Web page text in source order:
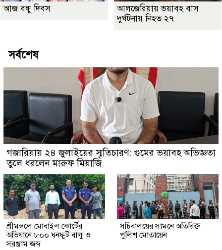
আজ বন্ধু দিবস
আলজেরিয়ায় ভয়াবহ বাস
দুর্ঘটনায় নিহত ২৭
সর্বশেষ
গজারিয়ায় ২৪ জুলাইয়ের স্মৃতিচারণ: গুমের ভয়াবহ অভিজ্ঞতা
তুলে ধরলেন মারুফ মিয়াজি
শ্রীমঙ্গলে মোবাইল কোর্টের
অভিযানে ৮০০ ঘনফুট বালু ও
সরঞ্জাম জব্দ
সচিবালয়ের সামনে অতিরিক্ত
পুলিশ মোতায়েন